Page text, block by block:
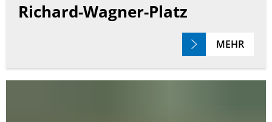
Richard-Wagner-Platz
MEHR